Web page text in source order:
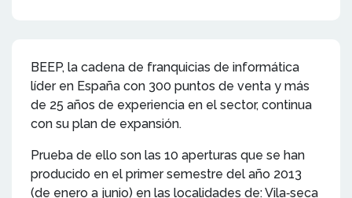
BEEP, la cadena de franquicias de informática
líder en España con 300 puntos de venta y más
de 25 años de experiencia en el sector, continua
con su plan de expansión.
Prueba de ello son las 10 aperturas que se han
producido en el primer semestre del año 2013
(de enero a junio) en las localidades de: Vila‐seca